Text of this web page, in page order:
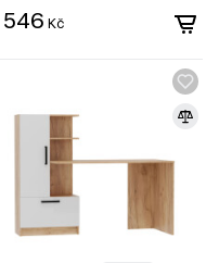
Kč